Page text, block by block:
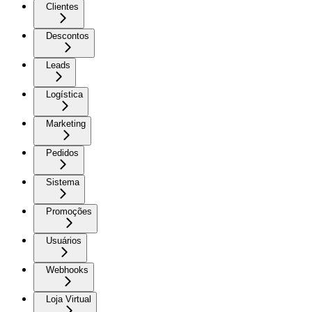
Clientes
Descontos
Leads
Logística
Marketing
Pedidos
Sistema
Promoções
Usuários
Webhooks
Loja Virtual